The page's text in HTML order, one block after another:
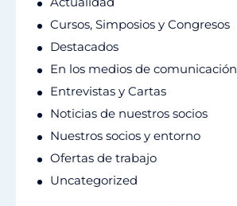
Cursos, Simposios y Congresos
Destacados
En los medios de comunicación
Entrevistas y Cartas
Noticias de nuestros socios
Nuestros socios y entorno
Ofertas de trabajo
Uncategorized